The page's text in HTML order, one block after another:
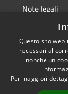
Note legali
RSS
Accessibilità
Questo sito web
necessari al
nonché un
Per maggiori